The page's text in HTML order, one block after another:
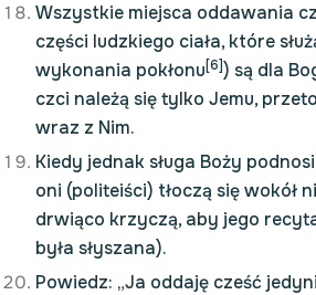
Wszystkie miejsca oddawania
części ludzkiego ciała, które
wykonania pokłonu[6]) są dla
czci należą się tylko Jemu,
wraz z Nim.
Kiedy jednak sługa Boży
oni (politeiści) tłoczą się wokół
drwiąco krzyczą, aby jego
była słyszana).
Powiedz: „Ja oddaję cześć